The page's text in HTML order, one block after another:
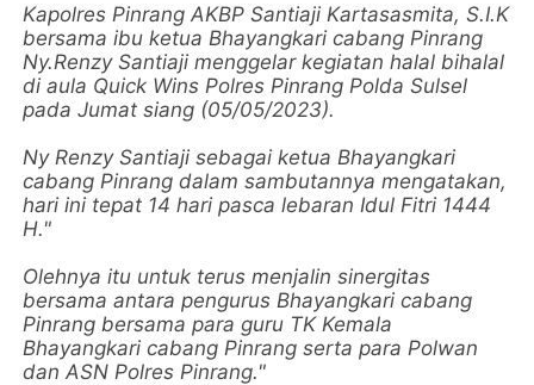
Kapolres Pinrang AKBP Santiaji Kartasasmita, S.I.K
bersama ibu ketua Bhayangkari cabang Pinrang
Ny.Renzy Santiaji menggelar kegiatan halal bihalal
di aula Quick Wins Polres Pinrang Polda Sulsel
pada Jumat siang (05/05/2023).
Ny Renzy Santiaji sebagai ketua Bhayangkari
cabang Pinrang dalam sambutannya mengatakan,
hari ini tepat 14 hari pasca lebaran Idul Fitri 1444
H."
Olehnya itu untuk terus menjalin sinergitas
bersama antara pengurus Bhayangkari cabang
Pinrang bersama para guru TK Kemala
Bhayangkari cabang Pinrang serta para Polwan
dan ASN Polres Pinrang."